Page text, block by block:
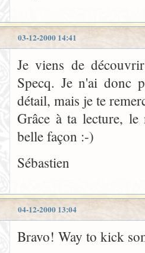
03-12-2000 14:41
Je viens de
Specq. Je n'ai donc
détail, mais je te
Grâce à ta lecture,
belle façon :-)
Sébastien
04-12-2000 13:04
Bravo! Way to kick